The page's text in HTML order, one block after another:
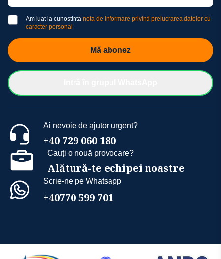
Am luat la cunostinta nota de informare privind prelucrarea datelor cu
caracter personal
Mă abonez
Ai nevoie de ajutor urgent?
+40 729 060 180
Cauți o nouă provocare?
Alătură-te echipei noastre
Scrie-ne pe Whatsapp
+40770 599 701